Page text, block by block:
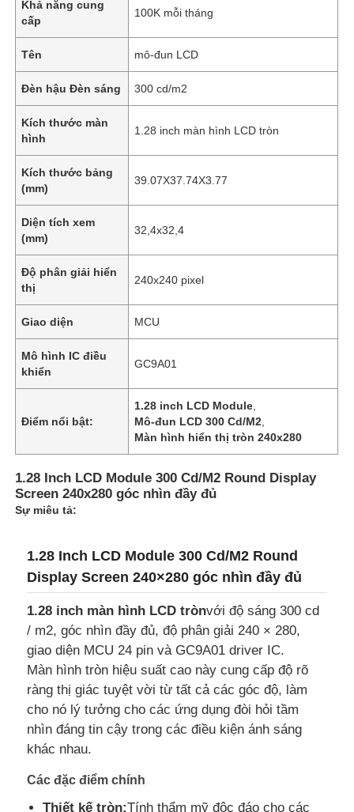
Trang chủ
Các sản phẩm
Video
Khả năng cung
cấp
100K mỗi tháng
Tên mô-đun LCD
Đèn hậu Đèn sáng 300 cd/m2
Kích thước màn
hình
1.28 inch màn hình LCD tròn
Kích thước bảng
(mm)
39.07X37.74X3.77
Diện tích xem
(mm)
32,4x32,4
Độ phân giải hiển
thị
240x240 pixel
Giao diện MCU
Mô hình IC điều
khiển
GC9A01
Điểm nổi bật:
1.28 inch LCD Module
Mô-đun LCD 300 Cd/M2
Màn hình hiển thị tròn 240x280
1.28 Inch LCD Module 300 Cd/M2 Round Display
Screen 240x280 góc nhìn đầy đủ
Sự miêu tả:
1.28 Inch LCD Module 300 Cd/M2 Round
Display Screen 240×280 góc nhìn đầy đủ
1.28 inch màn hình LCD trònvới độ sáng 300 cd
/ m2, góc nhìn đầy đủ, độ phân giải 240 × 280,
giao diện MCU 24 pin và GC9A01 driver IC.
Màn hình tròn hiệu suất cao này cung cấp độ rõ
ràng thị giác tuyệt vời từ tất cả các góc độ, làm
cho nó lý tưởng cho các ứng dụng đòi hỏi tầm
nhìn đáng tin cậy trong các điều kiện ánh sáng
khác nhau.
Các đặc điểm chính
Thiết kế tròn:Tính thẩm mỹ độc đáo cho các